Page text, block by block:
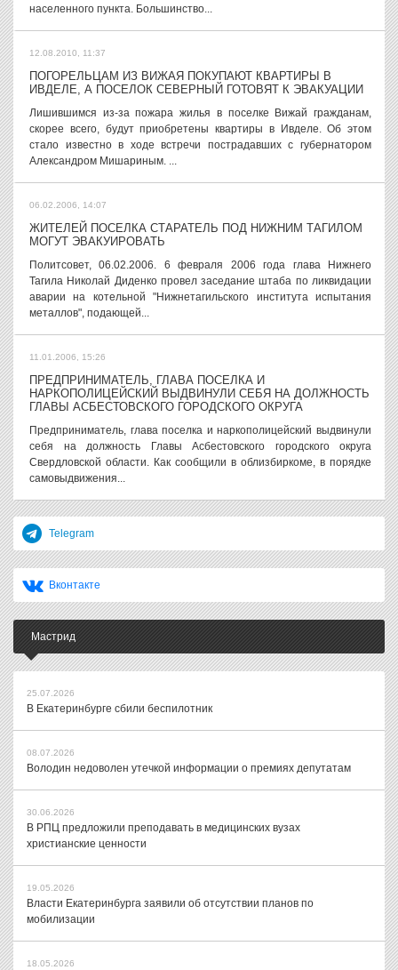
населенного пункта. Большинство...
12.08.2010, 11:37
ПОГОРЕЛЬЦАМ ИЗ ВИЖАЯ ПОКУПАЮТ КВАРТИРЫ В
ИВДЕЛЕ, А ПОСЕЛОК СЕВЕРНЫЙ ГОТОВЯТ К ЭВАКУАЦИИ
Лишившимся из-за пожара жилья в поселке Вижай гражданам,
скорее всего, будут приобретены квартиры в Ивделе. Об этом
стало известно в ходе встречи пострадавших с губернатором
Александром Мишариным. ...
06.02.2006, 14:07
ЖИТЕЛЕЙ ПОСЕЛКА СТАРАТЕЛЬ ПОД НИЖНИМ ТАГИЛОМ
МОГУТ ЭВАКУИРОВАТЬ
Политсовет, 06.02.2006. 6 февраля 2006 года глава Нижнего
Тагила Николай Диденко провел заседание штаба по ликвидации
аварии на котельной "Нижнетагильского института испытания
металлов", подающей...
11.01.2006, 15:26
ПРЕДПРИНИМАТЕЛЬ, ГЛАВА ПОСЕЛКА И
НАРКОПОЛИЦЕЙСКИЙ ВЫДВИНУЛИ СЕБЯ НА ДОЛЖНОСТЬ
ГЛАВЫ АСБЕСТОВСКОГО ГОРОДСКОГО ОКРУГА
Предприниматель, глава поселка и наркополицейский выдвинули
себя на должность Главы Асбестовского городского округа
Свердловской области. Как сообщили в облизбиркоме, в порядке
самовыдвижения...
Telegram
Вконтакте
Мастрид
25.07.2026
В Екатеринбурге сбили беспилотник
08.07.2026
Володин недоволен утечкой информации о премиях депутатам
30.06.2026
В РПЦ предложили преподавать в медицинских вузах
христианские ценности
19.05.2026
Власти Екатеринбурга заявили об отсутствии планов по
мобилизации
18.05.2026